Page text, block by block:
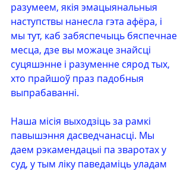
разумеем, якія эмацыянальныя
наступствы нанесла гэта афёра, і
мы тут, каб забяспечыць бяспечнае
месца, дзе вы можаце знайсці
суцяшэнне і разуменне сярод тых,
хто прайшоў праз падобныя
выпрабаванні.
Наша місія выходзіць за рамкі
павышэння дасведчанасці. Мы
даем рэкамендацыі па зваротах у
суд, у тым ліку паведаміць уладам